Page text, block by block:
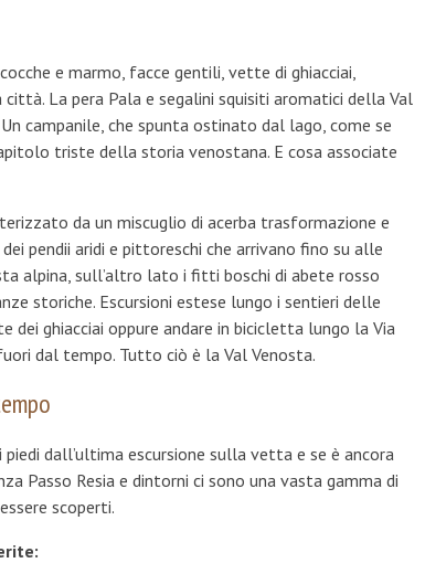
e marmo, facce gentili, vette di ghiacciai,
La pera Pala e segalini squisiti aromatici della Val
campanile, che spunta ostinato dal lago, come se
triste della storia venostana. E cosa associate
da un miscuglio di acerba trasformazione e
pendii aridi e pittoreschi che arrivano fino su alle
alpina, sull’altro lato i fitti boschi di abete rosso
storiche. Escursioni estese lungo i sentieri delle
ghiacciai oppure andare in bicicletta lungo la Via
dal tempo. Tutto ciò è la Val Venosta.
dall’ultima escursione sulla vetta e se è ancora
Passo Resia e dintorni ci sono una vasta gamma di
scoperti.